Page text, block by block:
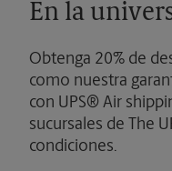
En la
Obtenga 20% de
como nuestra
con UPS® Air
sucursales de The
condiciones.